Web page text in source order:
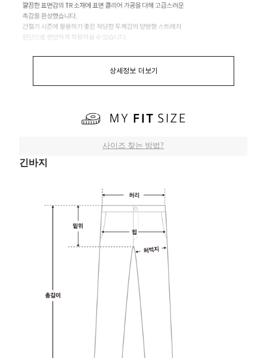
상세정보 더보기